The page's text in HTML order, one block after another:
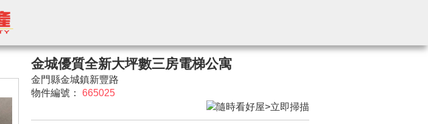
金城優質全新大坪數三房電梯公寓
金門縣金城鎮新豐路
物件編號： 665025